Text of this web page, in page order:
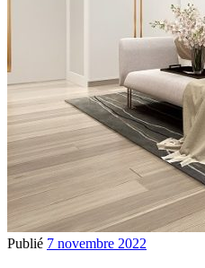
Publié 7 novembre 2022